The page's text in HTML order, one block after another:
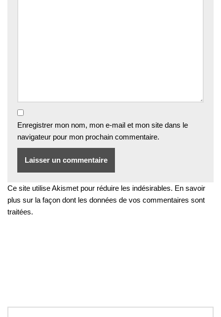
Enregistrer mon nom, mon e-mail et mon site dans le
navigateur pour mon prochain commentaire.
Ce site utilise Akismet pour réduire les indésirables. En savoir
plus sur la façon dont les données de vos commentaires sont
traitées.